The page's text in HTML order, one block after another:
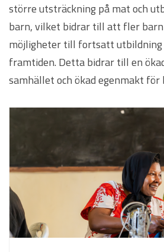
större utsträckning på mat och
barn, vilket bidrar till att fler
möjligheter till fortsatt utbildning
framtiden. Detta bidrar till en
samhället och ökad egenmakt för